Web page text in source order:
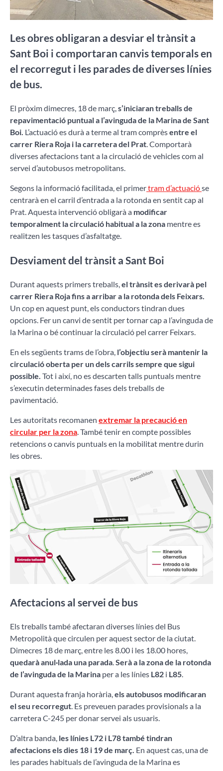
Les obres obligaran a desviar el trànsit a
Sant Boi i comportaran canvis temporals en
el recorregut i les parades de diverses línies
de bus.
El pròxim dimecres, 18 de març,s’iniciaran treballs de
repavimentació puntual a l’avinguda de la Marina de Sant
Boi. L’actuació es durà a terme al tram comprèsentre el
carrer Riera Roja i la carretera del Prat. Comportarà
diverses afectacions tant a la circulació de vehicles com al
servei d’autobusos metropolitans.
Segons la informació facilitada, el primertram d’actuacióse
centrarà en el carril d’entrada a la rotonda en sentit cap al
Prat. Aquesta intervenció obligarà a modificar
temporalment la circulació habitual a la zona mentre es
realitzen les tasques d’asfaltatge.
Desviament del trànsit a Sant Boi
Durant aquests primers treballs,el trànsit es derivarà pel
carrer Riera Roja fins a arribar a la rotonda dels Feixars.
Un cop en aquest punt, els conductors tindran dues
opcions. Fer un canvi de sentit per tornar cap a l’avinguda de
la Marina o bé continuar la circulació pel carrer Feixars.
En els següents trams de l’obra, l’objectiu serà mantenir la
circulació oberta per un dels carrils sempre que sigui
possible. Tot i així, no es descarten talls puntuals mentre
s’executin determinades fases dels treballs de
pavimentació.
Les autoritats recomanen extremar la precaució en
circular per la zona. També tenir en compte possibles
retencions o canvis puntuals en la mobilitat mentre durin
les obres.
Afectacions al servei de bus
Els treballs també afectaran diverses línies del Bus
Metropolità que circulen per aquest sector de la ciutat.
Dimecres 18 de març, entre les 8.00 i les 18.00 hores,
quedarà anul·lada una parada.Seràa la zona de la rotonda
de l’avinguda de la Marina per a les línies L82 i L85.
Durant aquesta franja horària,els autobusos modificaran
el seu recorregut. Es preveuen parades provisionals a la
carretera C-245 per donar servei als usuaris.
D’altra banda, les línies L72 i L78 també tindran
afectacions els dies 18 i 19 de març. En aquest cas, una de
les parades habituals de l’avinguda de la Marina es